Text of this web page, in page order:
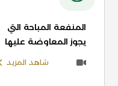
المنفعة المباحة التي
يجوز المعاوضة عليها
شاهد المزيد